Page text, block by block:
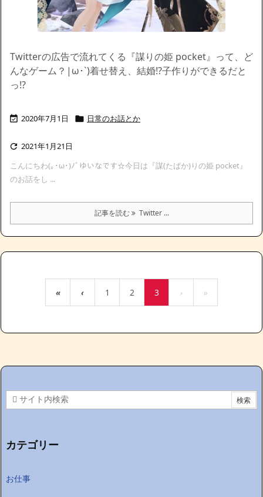
Twitterの広告で流れてくる『謀りの姫 pocket』って、ど
んなゲーム？|ω･`)着せ替え、結婚!?子作りができるだと
っ!?
 2020年7月1日  日常のお話とか
 2021年1月21日
こんにちわ(｡･ω･)ﾉﾞゆいなです☆今日は『謀(たばか)りの姫 pocket』
のお話をし ...
記事を読む Twitter ...
« ‹ 1 2 3 › »
カテゴリー
お仕事